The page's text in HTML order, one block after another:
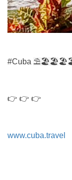
#Cuba ⛱🏖️🏖🏖️
👉 👉 👉
www.cuba.travel